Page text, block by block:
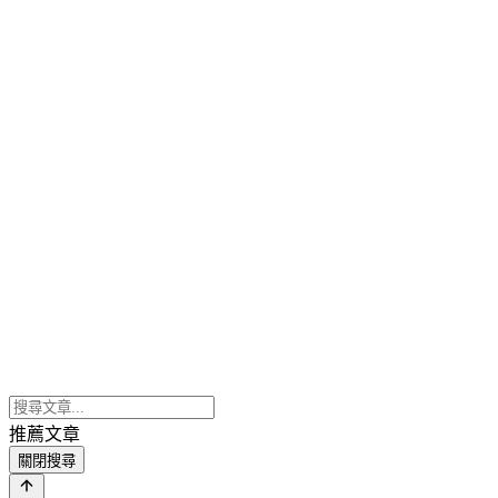
推薦文章
關閉搜尋